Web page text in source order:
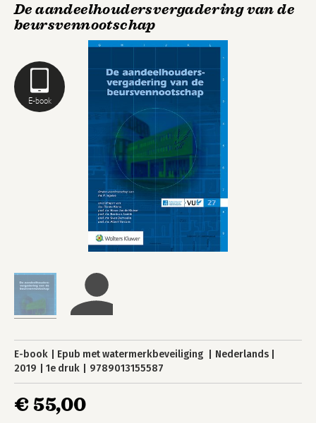
E-book
De aandeelhoudersvergadering van de
beursvennootschap
E-book Epub met watermerkbeveiliging
Nederlands
2019
1e druk 9789013155587
€ 55,00